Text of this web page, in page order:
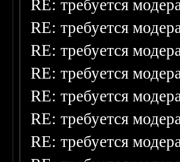
RE: требуется
RE: требуется
RE: требуется
RE: требуется
RE: требуется
RE: требуется
RE: требуется